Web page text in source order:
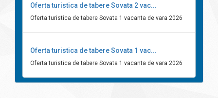
Oferta turistica de tabere Sovata 2 vac...
Oferta turistica de tabere Sovata 1 vacanta de vara 2026
Oferta turistica de tabere Sovata 1 vac...
Oferta turistica de tabere Sovata 1 vacanta de vara 2026